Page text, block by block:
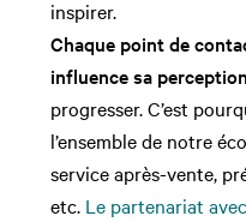
inspirer.
Chaque point de
influence sa
progresser. C’est
l’ensemble de notre
service après-vente,
etc. Le partenariat